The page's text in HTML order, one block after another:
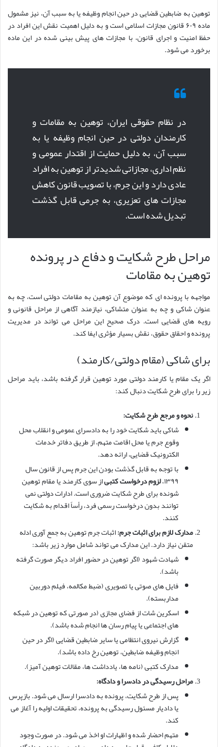
توهین به ضابطین قضایی در حین انجام وظیفه یا به سبب آن، نیز مشمول
ماده ۶۰۹ قانون مجازات اسلامی است و به دلیل اهمیت نقش این افراد در
حفظ امنیت و اجرای قانون، با مجازات های پیش بینی شده در این ماده
برخورد می شود.
در نظام حقوقی ایران، توهین به مقامات و
کارمندان دولتی در حین انجام وظیفه یا به
سبب آن، به دلیل حمایت از اقتدار عمومی و
نظم اداری، مجازاتی شدیدتر از توهین به افراد
عادی دارد و این جرم، با تصویب قانون کاهش
مجازات های تعزیری، به جرمی قابل گذشت
تبدیل شده است.
مراحل طرح شکایت و دفاع در پرونده
توهین به مقامات
مواجهه با پرونده ای که موضوع آن توهین به مقامات دولتی است، چه به
عنوان شاکی و چه به عنوان متشاکی، نیازمند آگاهی از مراحل قانونی و
رویه های قضایی است. درک صحیح این مراحل می تواند در مدیریت
پرونده و احقاق حقوق، نقش بسیار مؤثری ایفا کند.
برای شاکی (مقام دولتی/کارمند)
اگر یک مقام یا کارمند دولتی مورد توهین قرار گرفته باشد، باید مراحل
زیر را برای طرح شکایت دنبال کند:
نحوه و مرجع طرح شکایت:
شاکی باید شکایت خود را به دادسرای عمومی و انقلاب محل
وقوع جرم یا محل اقامت متهم، از طریق دفاتر خدمات
الکترونیک قضایی، ارائه دهد.
با توجه به قابل گذشت بودن این جرم پس از قانون سال
۱۳۹۹، لزوم درخواست کتبیاز سوی کارمند یا مقام توهین
شونده برای طرح شکایت ضروری است. ادارات دولتی نمی
توانند بدون درخواست رسمی فرد، رأساً اقدام به شکایت
کنند.
مدارک لازم برای اثبات جرم:اثبات جرم توهین به جمع آوری ادله
متقن نیاز دارد. این مدارک می تواند شامل موارد زیر باشد:
شهادت شهود (اگر توهین در حضور افراد دیگر صورت گرفته
باشد).
فایل های صوتی یا تصویری (ضبط مکالمه، فیلم دوربین
مداربسته).
اسکرین شات از فضای مجازی (در صورتی که توهین در شبکه
های اجتماعی یا پیام رسان ها انجام شده باشد).
گزارش نیروی انتظامی یا سایر ضابطین قضایی (اگر در حین
انجام وظیفه ضابطین، توهین رخ داده باشد).
مدارک کتبی (نامه ها، یادداشت ها، مقالات توهین آمیز).
مراحل رسیدگی در دادسرا و دادگاه:
پس از طرح شکایت، پرونده به دادسرا ارسال می شود. بازپرس
یا دادیار مسئول رسیدگی به پرونده، تحقیقات اولیه را آغاز می
کند.
متهم احضار شده و اظهارات او اخذ می شود. در صورت وجود